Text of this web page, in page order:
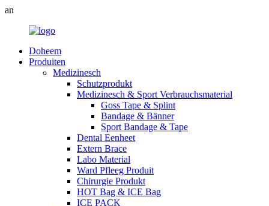
an
Doheem
Produiten
Medizinesch
Schutzprodukt
Medizinesch & Sport Verbrauchsmaterial
Goss Tape & Splint
Bandage & Bänner
Sport Bandage & Tape
Dental Eenheet
Extern Brace
Labo Material
Ward Pfleeg Produit
Chirurgie Produkt
HOT Bag & ICE Bag
ICE PACK